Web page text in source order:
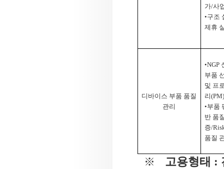
가/사
•구조
제휴
디바이스 부품 품질
관리
•NGP
부품
및 프
리
•부품
반 품
증/
품질
※ 고용형태 :